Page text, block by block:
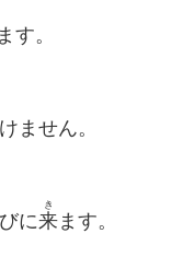
す。
ません。
びに来
き
ます。